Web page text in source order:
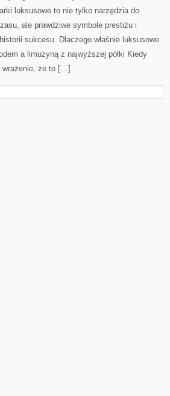
luksusowe to nie tylko narzędzia do
ale prawdziwe symbole prestiżu i
sukcesu. Dlaczego właśnie luksusowe
a limuzyną z najwyższej półki Kiedy
wrażenie, że to […]